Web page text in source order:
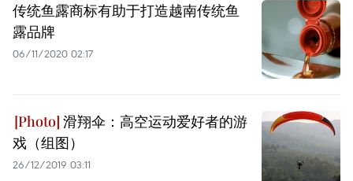
传统鱼露商标有助于打造越南传统鱼
露品牌
06/11/2020 02:17
滑翔伞：高空运动爱好者的游
戏（组图）
26/12/2019 03:11